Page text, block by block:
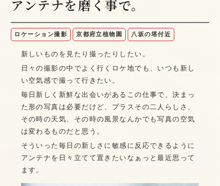
アンテナを磨く事で。
ロケーション撮影 京都府立植物園 八坂の塔付近
新しいものを見たり撮ったりしたい。
日々の撮影の中でよく行くロケ地でも、いつも新し
い空気感で撮って行きたい。
毎日新しく新鮮な出会いがあるこの仕事で、決まっ
た形の写真は必要だけど、プラスその二人らしさ、
その時の天気、その時の風景なんかでも写真の空気
は変わるものだと思う。
そういった毎日の新しさに敏感に反応できるように
アンテナを日々立てて置きたいなぁっと最近思って
ます。